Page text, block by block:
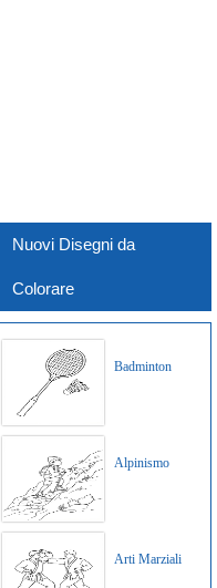
Nuovi Disegni da
Colorare
Badminton
Alpinismo
Arti Marziali